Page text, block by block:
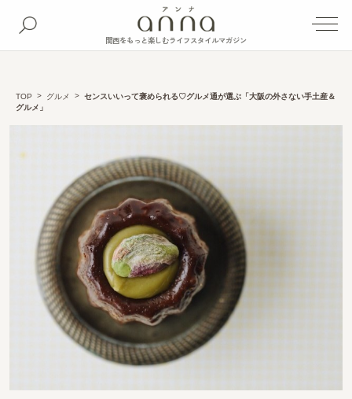
関西をもっと楽しむライフスタイルマガジン
TOP グルメ
センスいいって褒められる♡グルメ通が選ぶ「大阪の外さない手土産＆
グルメ」